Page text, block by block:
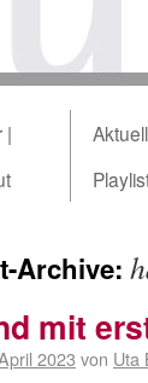
|
Archive:
mit
2023 von Uta